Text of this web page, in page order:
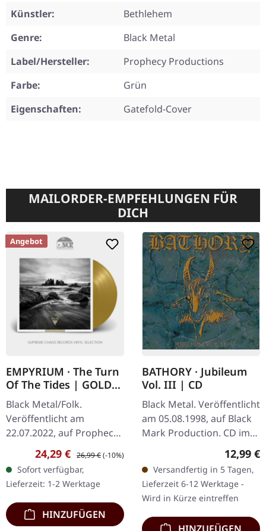
Künstler:
Bethlehem
Genre:
Black Metal
Label/Hersteller:
Prophecy Productions
Farbe:
Grün
Eigenschaften:
Gatefold-Cover
MAILORDER-EMPFEHLUNGEN FÜR
DICH
Angebot
EMPYRIUM · The Turn
Of The Tides | GOLD
LP
Black Metal/Folk.
Veröffentlicht am
22.07.2022, auf Prophecy
Productions. Goldenes
Vinyl im Gatefold-Cover.
Das Album "The Turn of
the Tides" von…
Verkaufspreis:
24,29 € Regulärer Preis:
26,99 €(-10%)
Sofort verfügbar,
Lieferzeit: 1-2 Werktage
HINZUFÜGEN
BATHORY · Jubileum
Vol. III | CD
Black Metal. Veröffentlicht
am 05.08.1998, auf Black
Mark Production. CD im
Jewelcase. "Jubileum Vol.
III" ist eine faszinierende
Compilation, die…
12,99 €
Versandfertig in 5 Tagen,
Lieferzeit 6-12 Werktage -
Wird in Kürze eintreffen